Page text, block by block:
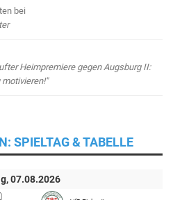
bei
Heimpremiere gegen Augsburg II:
motivieren!"
SPIELTAG & TABELLE
07.08.2026